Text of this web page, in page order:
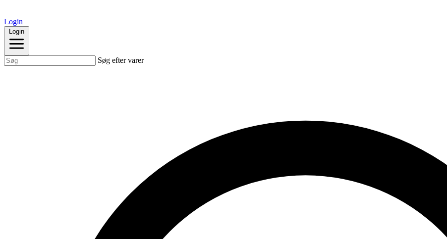
Login
Login
Søg efter varer